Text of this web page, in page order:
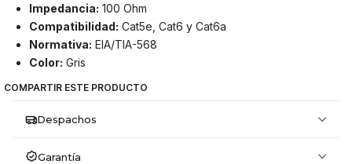
Impedancia: 100 Ohm
Compatibilidad: Cat5e, Cat6 y Cat6a
Normativa: EIA/TIA-568
Color: Gris
COMPARTIR ESTE PRODUCTO
Despachos
Garantía